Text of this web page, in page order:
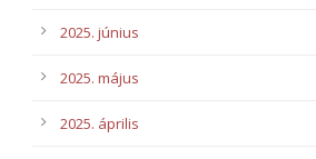
2025. június
2025. május
2025. április